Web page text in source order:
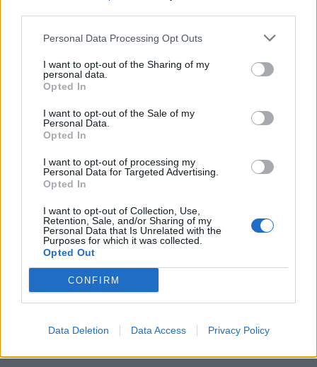
Personal Data Processing Opt Outs
I want to opt-out of the Sharing of my
personal data.
Opted In
I want to opt-out of the Sale of my
Personal Data.
Opted In
I want to opt-out of processing my
Personal Data for Targeted Advertising.
Opted In
I want to opt-out of Collection, Use,
Retention, Sale, and/or Sharing of my
Personal Data that Is Unrelated with the
Purposes for which it was collected.
Opted Out
CONFIRM
Data Deletion Data Access Privacy Policy